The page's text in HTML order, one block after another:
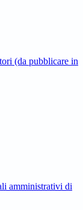
(da pubblicare in
amministrativi di